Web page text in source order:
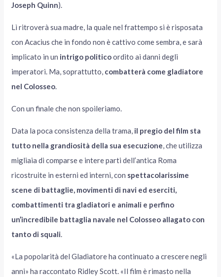
Joseph Quinn).
Lì ritroverà sua madre, la quale nel frattempo si è risposata
con Acacius che in fondo non è cattivo come sembra, e sarà
implicato in un intrigo politicoordito ai danni degli
imperatori. Ma, soprattutto, combatterà come gladiatore
nel Colosseo.
Con un finale che non spoileriamo.
Data la poca consistenza della trama, il pregio del film sta
tutto nella grandiosità della sua esecuzione, che utilizza
migliaia di comparse e intere parti dell’antica Roma
ricostruite in esterni ed interni, con spettacolarissime
scene di battaglie, movimenti di navi ed eserciti,
combattimenti tra gladiatori e animali e perfino
un’incredibile battaglia navale nel Colosseo allagato con
tanto di squali.
«La popolarità del Gladiatore ha continuato a crescere negli
anni» ha raccontato Ridley Scott. «Il film è rimasto nella